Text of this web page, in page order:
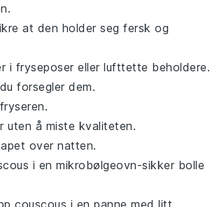
at den holder seg fersk og
i fryseposer eller lufttette beholdere.
forsegler dem.
uten å miste kvaliteten.
over natten.
i en mikrobølgeovn-sikker bolle
couscous i en panne med litt